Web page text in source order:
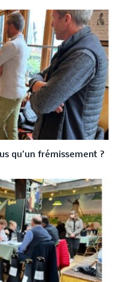
qu’un frémissement ?